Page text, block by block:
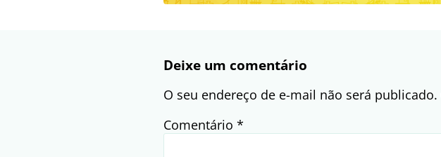
Deixe um comentário
O seu endereço de e-mail não será publicado.
Comentário *